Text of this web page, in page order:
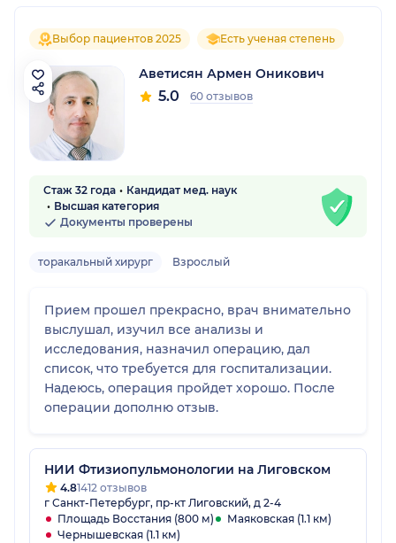
Выбор пациентов 2025 Есть ученая степень
Аветисян Армен Оникович
5.0 60 отзывов
Стаж 32 года
Кандидат мед. наук
Высшая категория
Документы проверены
торакальный хирург Взрослый
Прием прошел прекрасно, врач внимательно
выслушал, изучил все анализы и
исследования, назначил операцию, дал
список, что требуется для госпитализации.
Надеюсь, операция пройдет хорошо. После
операции дополню отзыв.
НИИ Фтизиопульмонологии на Лиговском
4.81412 отзывов
г Санкт-Петербург, пр-кт Лиговский, д 2-4
Площадь Восстания (800 м)
Маяковская (1.1 км)
Чернышевская (1.1 км)